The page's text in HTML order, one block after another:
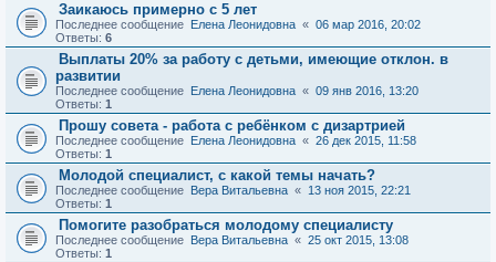
Заикаюсь примерно с 5 лет
Последнее сообщение Елена Леонидовна « 06 мар 2016, 20:02
Ответы: 6
Выплаты 20% за работу с детьми, имеющие отклон. в
развитии
Последнее сообщение Елена Леонидовна « 09 янв 2016, 13:20
Ответы: 1
Прошу совета - работа с ребёнком с дизартрией
Последнее сообщение Елена Леонидовна « 26 дек 2015, 11:58
Ответы: 1
Молодой специалист, с какой темы начать?
Последнее сообщение Вера Витальевна « 13 ноя 2015, 22:21
Ответы: 1
Помогите разобраться молодому специалисту
Последнее сообщение Вера Витальевна « 25 окт 2015, 13:08
Ответы: 1